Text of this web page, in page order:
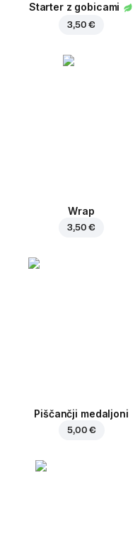
Starter z gobicami
3,50 €
Wrap
3,50 €
Piščančji medaljoni
5,00 €